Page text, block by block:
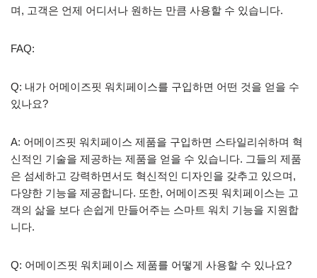
며, 고객은 언제 어디서나 원하는 만큼 사용할 수 있습니다.
FAQ:
Q: 내가 어메이즈핏 워치페이스를 구입하면 어떤 것을 얻을 수
있나요?
A: 어메이즈핏 워치페이스 제품을 구입하면 스타일리쉬하며 혁
신적인 기술을 제공하는 제품을 얻을 수 있습니다. 그들의 제품
은 섬세하고 강력하면서도 혁신적인 디자인을 갖추고 있으며,
다양한 기능을 제공합니다. 또한, 어메이즈핏 워치페이스는 고
객의 삶을 보다 손쉽게 만들어주는 스마트 워치 기능을 지원합
니다.
Q: 어메이즈핏 워치페이스 제품를 어떻게 사용할 수 있나요?